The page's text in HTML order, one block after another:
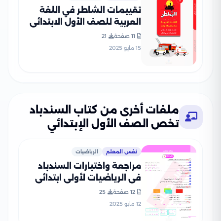
تقييمات الشاطر في اللغة
العربية للصف الأول الابتدائي
بالاجابات
11 صفحة
21
15 مايو 2025
ملفات أخرى من كتاب السندباد
تخص الصف الأول الإبتدائي
نفس المعلم الرياضيات
مراجعة واختبارات السندباد
في الرياضيات لأولى ابتدائي
الترم الثاني PDF
12 صفحة
25
12 مايو 2025